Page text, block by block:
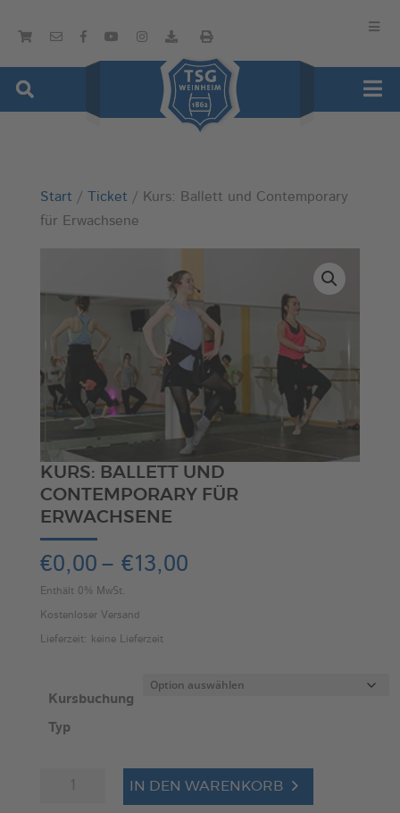
Start / Ticket / Kurs: Ballett und Contemporary
für Erwachsene
KURS: BALLETT UND
CONTEMPORARY FÜR
ERWACHSENE
€0,00 – €13,00Preisspanne:
Enthält 0% MwSt.
Kostenloser Versand
Lieferzeit: keine Lieferzeit
Kursbuchung
Typ
IN DEN WARENKORB
l